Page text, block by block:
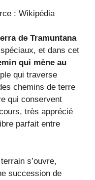
: Wikipédia
de Tramuntana
et dans cet
qui mène au
qui traverse
chemins de terre
qui conservent
très apprécié
parfait entre
s’ouvre,
succession de